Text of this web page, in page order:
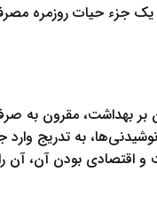
یک جزء حیات روزمره
بر بهداشت، مقرون به
به تدریج وارد
و اقتصادی بودن آن، آن